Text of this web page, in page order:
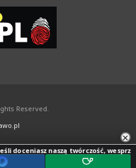
Reserved.
×
doceniasz naszą twórczość, wesprzyj